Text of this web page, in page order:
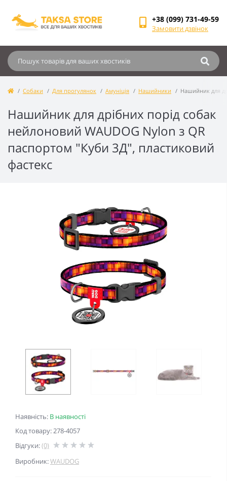
+38 (099) 731-49-59
Замовити дзвінок
Собаки Для прогулянок Амуніція Нашийники Нашийник для
Нашийник для дрібних порід собак
нейлоновий WAUDOG Nylon з QR
паспортом "Куби 3Д", пластиковий
фастекс
Наявність: В наявності
Код товару: 278-4057
Відгуки:(0)
Виробник:WAUDOG